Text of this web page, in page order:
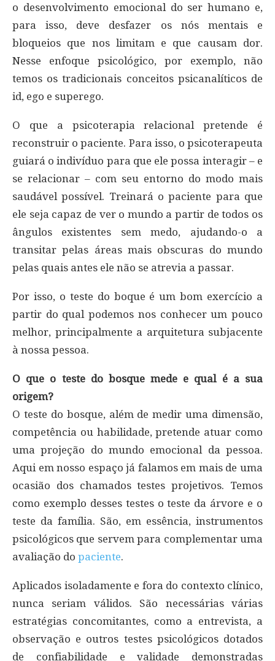
o desenvolvimento emocional do ser humano e,
para isso, deve desfazer os nós mentais e
bloqueios que nos limitam e que causam dor.
Nesse enfoque psicológico, por exemplo, não
temos os tradicionais conceitos psicanalíticos de
id, ego e superego.
O que a psicoterapia relacional pretende é
reconstruir o paciente. Para isso, o psicoterapeuta
guiará o indivíduo para que ele possa interagir – e
se relacionar – com seu entorno do modo mais
saudável possível. Treinará o paciente para que
ele seja capaz de ver o mundo a partir de todos os
ângulos existentes sem medo, ajudando-o a
transitar pelas áreas mais obscuras do mundo
pelas quais antes ele não se atrevia a passar.
Por isso, o teste do boque é um bom exercício a
partir do qual podemos nos conhecer um pouco
melhor, principalmente a arquitetura subjacente
à nossa pessoa.
O que o teste do bosque mede e qual é a sua
origem?
O teste do bosque, além de medir uma dimensão,
competência ou habilidade, pretende atuar como
uma projeção do mundo emocional da pessoa.
Aqui em nosso espaço já falamos em mais de uma
ocasião dos chamados testes projetivos. Temos
como exemplo desses testes o teste da árvore e o
teste da família. São, em essência, instrumentos
psicológicos que servem para complementar uma
avaliação do paciente.
Aplicados isoladamente e fora do contexto clínico,
nunca seriam válidos. São necessárias várias
estratégias concomitantes, como a entrevista, a
observação e outros testes psicológicos dotados
de confiabilidade e validade demonstradas